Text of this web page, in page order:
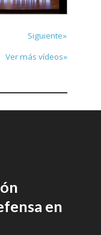
Siguiente»
Ver más vídeos»
en